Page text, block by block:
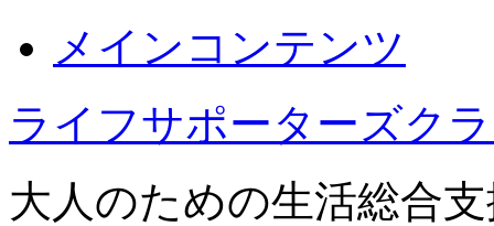
メインコンテンツ
ライフサポーターズク
大人のための生活総合